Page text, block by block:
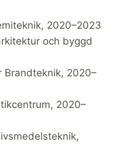
2020–2023
och byggd
Brandteknik, 2020–
2020–